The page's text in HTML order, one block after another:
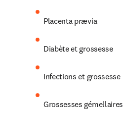
Placenta prævia
Diabète et grossesse
Infections et grossesse
Grossesses gémellaires